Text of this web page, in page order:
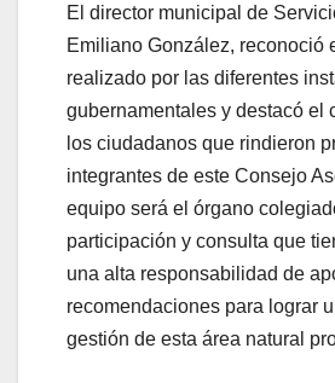
El director municipal de
Emiliano González, reconoció
realizado por las diferentes
gubernamentales y destacó el
los ciudadanos que rindieron
integrantes de este Consejo
equipo será el órgano
participación y consulta que
una alta responsabilidad de
recomendaciones para lograr
gestión de esta área natural